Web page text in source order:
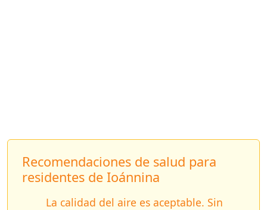
Recomendaciones de salud para
residentes de Ioánnina
La calidad del aire es aceptable. Sin